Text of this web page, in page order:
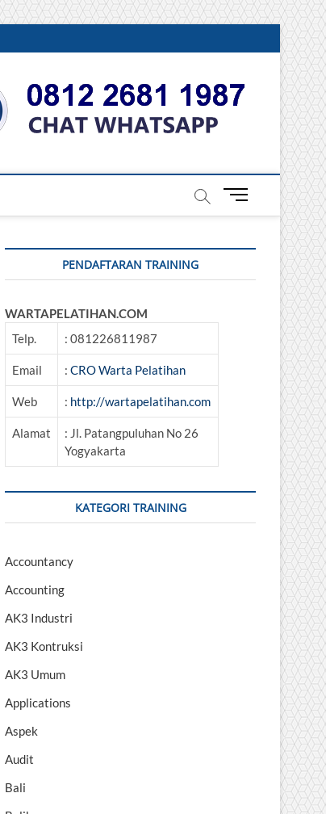
M
u
u
PENDAFTARAN TRAINING
WARTAPELATIHAN.COM
Telp.
: 081226811987
Email : CRO Warta Pelatihan
Web : http://wartapelatihan.com
Alamat
: Jl. Patangpuluhan No 26
Yogyakarta
KATEGORI TRAINING
Accountancy
Accounting
AK3 Industri
AK3 Kontruksi
AK3 Umum
Applications
Aspek
Audit
Bali